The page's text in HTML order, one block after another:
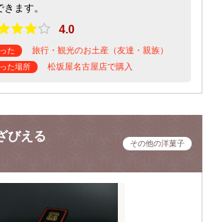
きます。
4.0
た 旅行・観光のお土産（友達・親族）
た場所 松坂屋名古屋店で購入
びえる
その他の洋菓子